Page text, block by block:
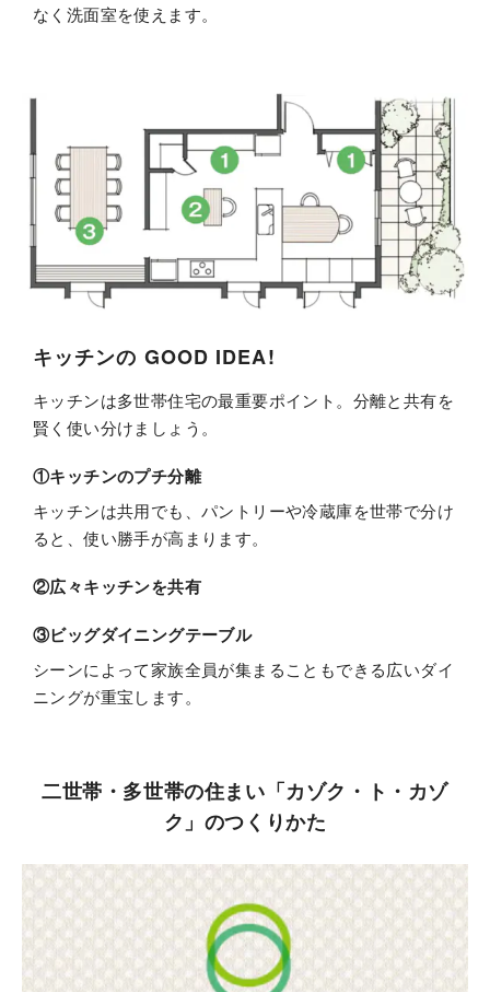
なく洗面室を使えます。
キッチンの GOOD IDEA!
キッチンは多世帯住宅の最重要ポイント。分離と共有を
賢く使い分けましょう。
①キッチンのプチ分離
キッチンは共用でも、パントリーや冷蔵庫を世帯で分け
ると、使い勝手が高まります。
②広々キッチンを共有
③ビッグダイニングテーブル
シーンによって家族全員が集まることもできる広いダイ
ニングが重宝します。
二世帯・多世帯の住まい「カゾク・ト・カゾ
ク」のつくりかた